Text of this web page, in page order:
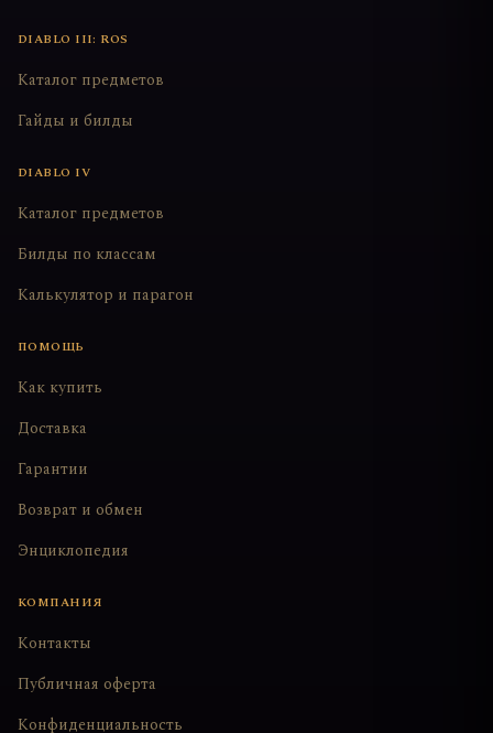
DIABLO III: ROS
Каталог предметов
Гайды и билды
DIABLO IV
Каталог предметов
Билды по классам
Калькулятор и парагон
ПОМОЩЬ
Как купить
Доставка
Гарантии
Возврат и обмен
Энциклопедия
КОМПАНИЯ
Контакты
Публичная оферта
Конфиденциальность